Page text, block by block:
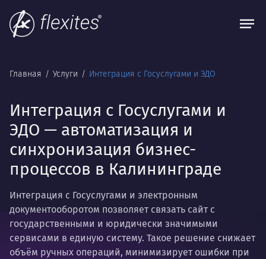
Главная Услуги Интеграция с Госуслугами и ЭДО
Интеграция с Госуслугами и
ЭДО — автоматизация и
синхронизация бизнес-
процессов в Калининграде
Интеграция с Госуслугами и электронным
документооборотом позволяет связать сайт с
государственными и юридически значимыми
сервисами в единую систему. Такое решение снижает
объём ручных операций, минимизирует ошибки при